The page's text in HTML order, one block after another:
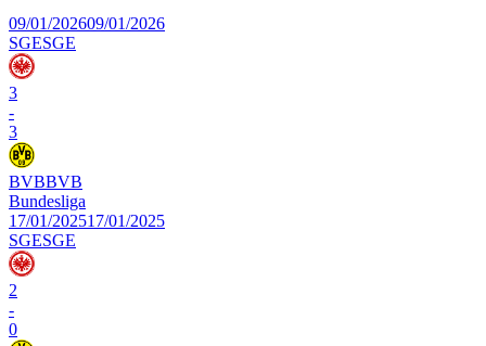
09/01/202609/01/2026
SGESGE
3
-
3
BVBBVB
Bundesliga
17/01/202517/01/2025
SGESGE
2
-
0